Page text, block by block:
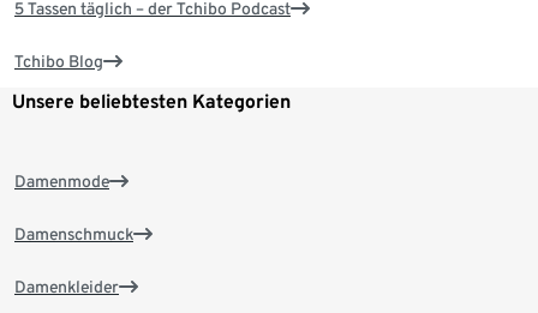
5 Tassen täglich – der Tchibo Podcast
Tchibo Blog
Unsere beliebtesten Kategorien
Damenmode
Damenschmuck
Damenkleider